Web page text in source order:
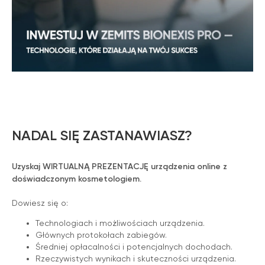
NADAL SIĘ ZASTANAWIASZ?
Uzyskaj WIRTUALNĄ PREZENTACJĘ urządzenia online z
doświadczonym kosmetologiem.
Dowiesz się o:
Technologiach i możliwościach urządzenia.
Głównych protokołach zabiegów.
Średniej opłacalności i potencjalnych dochodach.
Rzeczywistych wynikach i skuteczności urządzenia.
zemits.co.uk
Zemits
a-esthetic.co.uk
Marketplaces